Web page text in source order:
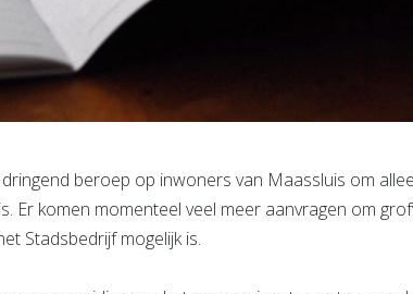
beroep op inwoners van Maassluis om
Er komen momenteel veel meer aanvragen om
Stadsbedrijf mogelijk is.